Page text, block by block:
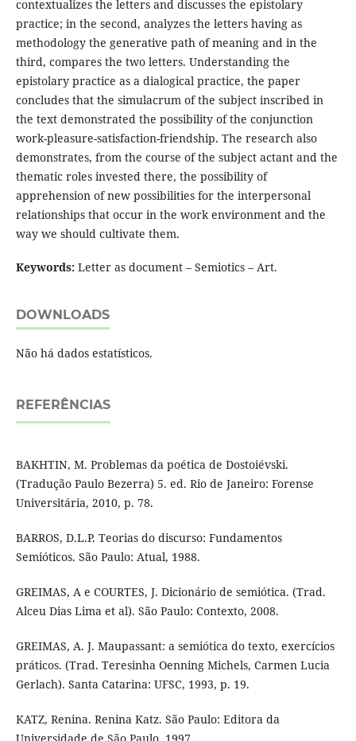
contextualizes the letters and discusses the epistolary
practice; in the second, analyzes the letters having as
methodology the generative path of meaning and in the
third, compares the two letters. Understanding the
epistolary practice as a dialogical practice, the paper
concludes that the simulacrum of the subject inscribed in
the text demonstrated the possibility of the conjunction
work-pleasure-satisfaction-friendship. The research also
demonstrates, from the course of the subject actant and the
thematic roles invested there, the possibility of
apprehension of new possibilities for the interpersonal
relationships that occur in the work environment and the
way we should cultivate them.
Keywords:Letter as document – Semiotics – Art.
DOWNLOADS
Não há dados estatísticos.
REFERÊNCIAS
BAKHTIN, M. Problemas da poética de Dostoiévski.
(Tradução Paulo Bezerra) 5. ed. Rio de Janeiro: Forense
Universitária, 2010, p. 78.
BARROS, D.L.P. Teorias do discurso: Fundamentos
Semióticos. São Paulo: Atual, 1988.
GREIMAS, A e COURTES, J. Dicionário de semiótica. (Trad.
Alceu Dias Lima et al). São Paulo: Contexto, 2008.
GREIMAS, A. J. Maupassant: a semiótica do texto, exercícios
práticos. (Trad. Teresinha Oenning Michels, Carmen Lucia
Gerlach). Santa Catarina: UFSC, 1993, p. 19.
KATZ, Renina. Renina Katz. São Paulo: Editora da